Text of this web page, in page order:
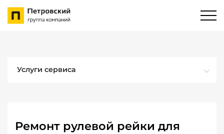
Услуги сервиса
Ремонт рулевой рейки для